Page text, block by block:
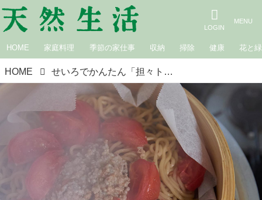
HOME 家庭料理 季節の家仕事 収納 掃除 健康 花と緑
HOME せいろでかんたん「担々トマト和えめん」のつくり方。材料を入れて5分！せいろは“めん料理”もお手のもの／中川たまさん